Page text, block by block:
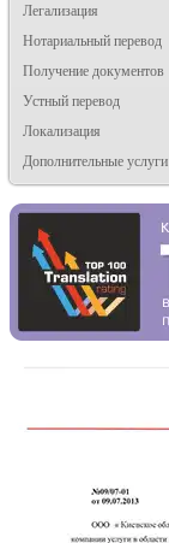
Легализация
Нотариальный перевод
Получение документов
Устный перевод
Локализация
Дополнительные услуги